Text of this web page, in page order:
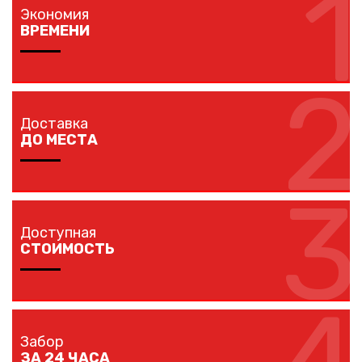
1
Экономия
ВРЕМЕНИ
зависимости от длины забора, способа монтажа и
наличия ворот и калиток.
2
Доставка
ДО МЕСТА
Мы доставляем комплектующие забора на любой
объект в вашем городе в кратчайшие сроки
собственным транспортом.
3
Доступная
СТОИМОСТЬ
решений по конкурентной цене.
Забор
ЗА 24 ЧАСА
Сообщение успешно
Спасибо за обращение, наш специалист свяжется с